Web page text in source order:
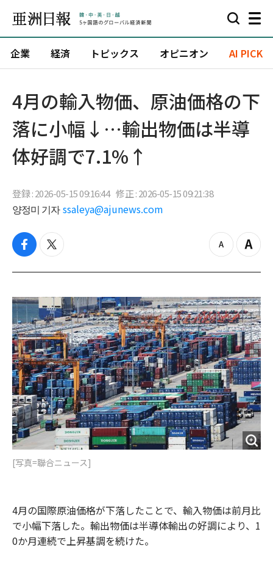
企業 経済 トピックス オピニオン AI PICK
4月の輸入物価、原油価格の下
落に小幅↓…輸出物価は半導
体好調で7.1%↑
登録 : 2026-05-15 09:16:44 修正 : 2026-05-15 09:21:38
양정미 기자 ssaleya@ajunews.com
f
c
b
o
o
k
t
i
t
e
r
z
o
o
u
t
Z
o
i
n
[写真=聯合ニュース]
4月の国際原油価格が下落したことで、輸入物価は前月比
で小幅下落した。輸出物価は半導体輸出の好調により、1
0か月連続で上昇基調を続けた。